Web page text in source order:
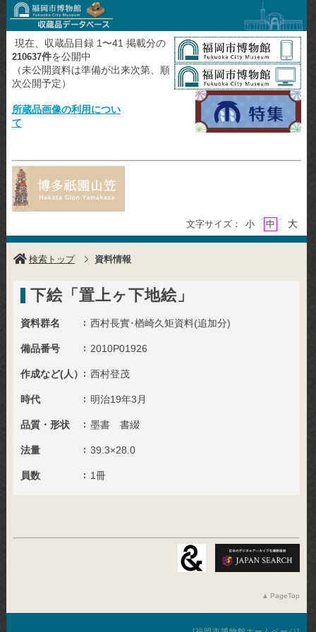
現在、収蔵品目録 1〜41 掲載分の
210637件を公開中
（未公開資料は準備が出来次第、順
次公開予定）
所蔵品画像の利用につい
て
文字サイズ： 小 中 大
検索トップ 資料情報
下絵「置上ヶ下地絵」
資料群名 西村長實･楢崎久矩資料(追加分)
備品番号 2010P01926
作成など(人） 西村登茂
時代 明治19年3月
品質・形状 墨書 書綴
法量 39.3×28.0
員数 1冊
PageTop